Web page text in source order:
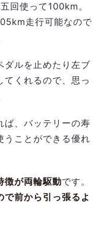
回使って100km。
走行可能なので
ダルを止めたり左ブ
てくれるので、思っ
ば、バッテリーの寿
うことができる優れ
徴が両輪駆動です。
前から引っ張るよ